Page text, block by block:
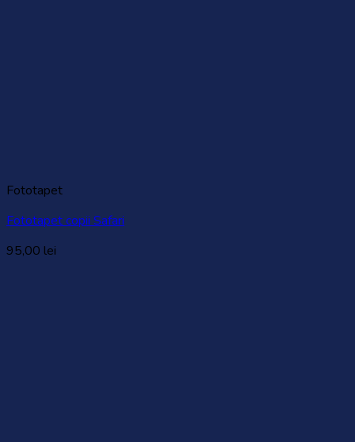
Fototapet
Fototapet copii Safari
95,00 lei